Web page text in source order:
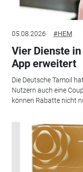
05.08.2026 #HEM
Vier Dienste
App erweitert
Die Deutsche Tamoil
Nutzern auch eine
können Rabatte nicht